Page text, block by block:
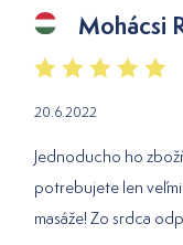
Mohácsi
20.6.2022
Jednoducho ho
potrebujete len
masáže! Zo srdca